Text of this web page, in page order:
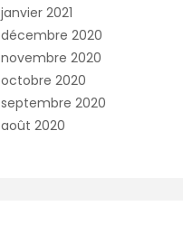
janvier 2021
décembre 2020
novembre 2020
octobre 2020
septembre 2020
août 2020